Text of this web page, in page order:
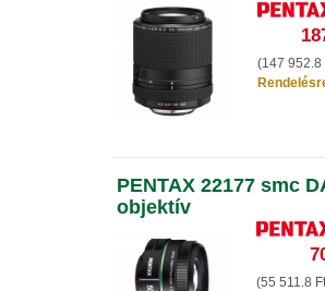
(147 952.8
PENTAX 22177 smc
objektív
(55 511.8